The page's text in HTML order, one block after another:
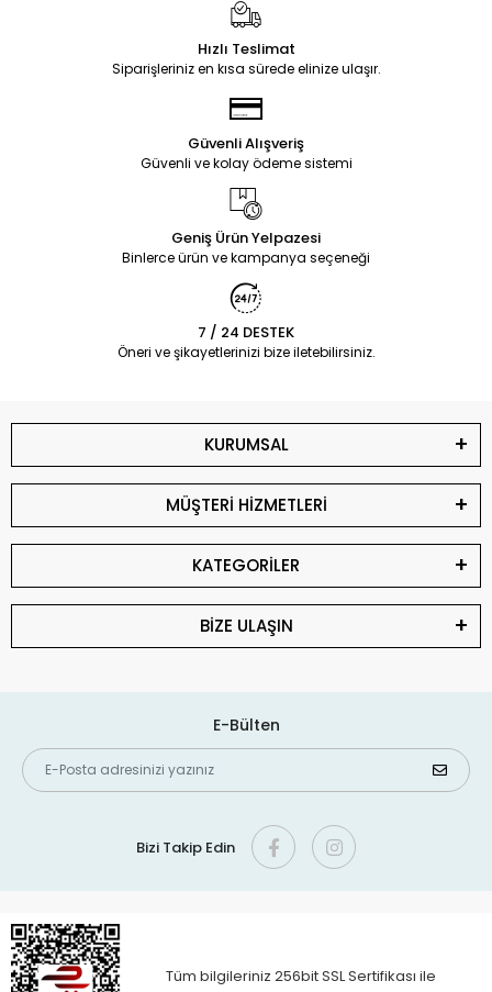
Hızlı Teslimat
Siparişleriniz en kısa sürede elinize ulaşır.
Güvenli Alışveriş
Güvenli ve kolay ödeme sistemi
Geniş Ürün Yelpazesi
Binlerce ürün ve kampanya seçeneği
7 / 24 DESTEK
Öneri ve şikayetlerinizi bize iletebilirsiniz.
KURUMSAL
MÜŞTERİ HİZMETLERİ
KATEGORİLER
BİZE ULAŞIN
E-Bülten
Bizi Takip Edin
Tüm bilgileriniz 256bit SSL Sertifikası ile